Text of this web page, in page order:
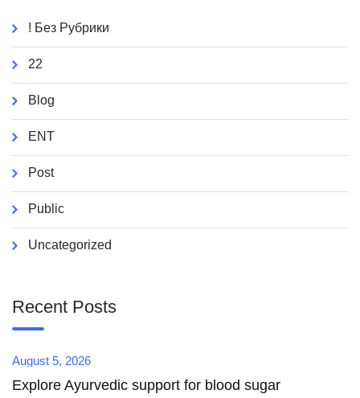
! Без Рубрики
22
Blog
ENT
Post
Public
Uncategorized
Recent Posts
August 5, 2026
Explore Ayurvedic support for blood sugar